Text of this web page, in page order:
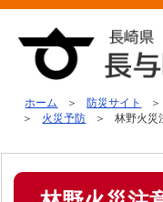
ホーム 防災サイト
火災予防
林野火災